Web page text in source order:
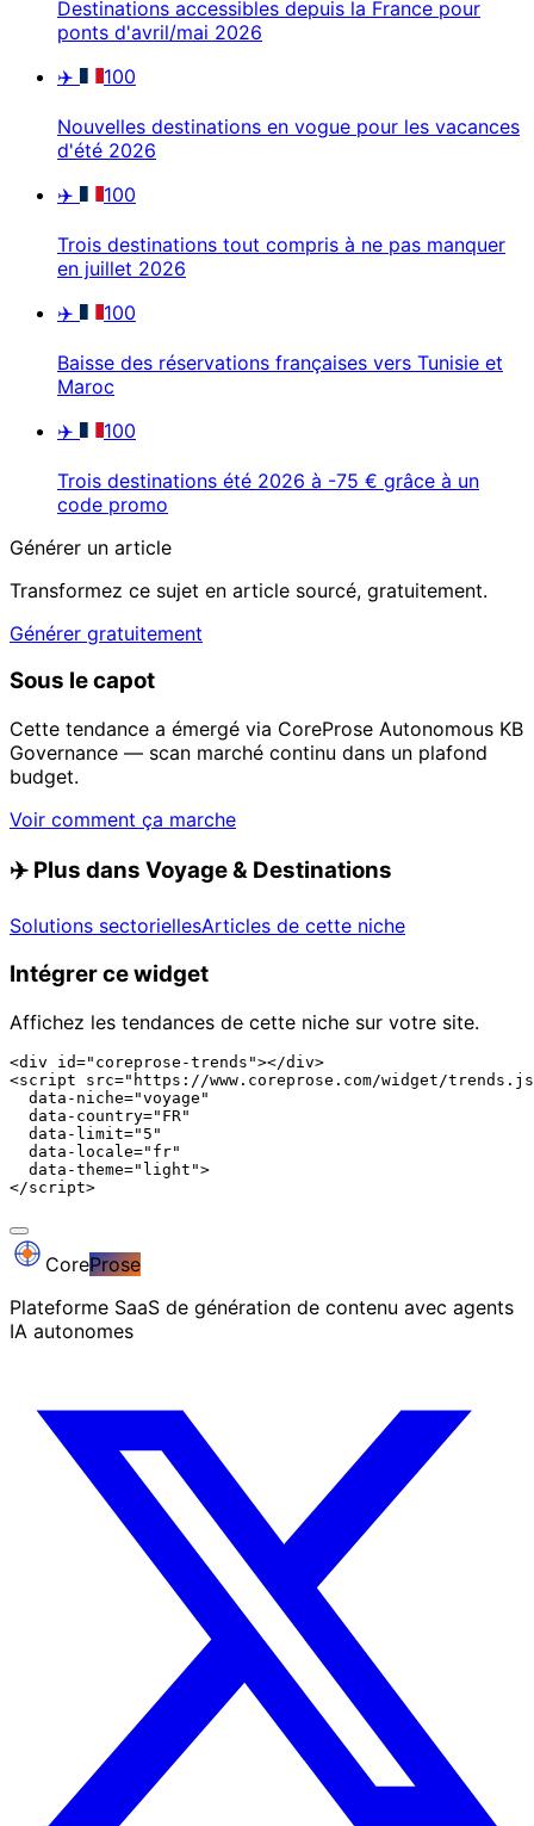
Destinations accessibles depuis la France pour
ponts d'avril/mai 2026
✈️
100
Nouvelles destinations en vogue pour les vacances
d'été 2026
✈️
100
Trois destinations tout compris à ne pas manquer
en juillet 2026
✈️
100
Baisse des réservations françaises vers Tunisie et
Maroc
✈️
100
Trois destinations été 2026 à -75 € grâce à un
code promo
Générer un article
Transformez ce sujet en article sourcé, gratuitement.
Générer gratuitement
Sous le capot
Cette tendance a émergé via CoreProse Autonomous KB
Governance — scan marché continu dans un plafond
budget.
Voir comment ça marche
✈️ Plus dans Voyage & Destinations
Solutions sectoriellesArticles de cette niche
Intégrer ce widget
Affichez les tendances de cette niche sur votre site.
<div id="coreprose-trends"></div>
<script src="https://www.coreprose.com/widget/
  data-niche="voyage"
  data-country="FR"
  data-limit="5"
  data-locale="fr"
  data-theme="light">
</script>
CoreProse
Plateforme SaaS de génération de contenu avec agents
IA autonomes